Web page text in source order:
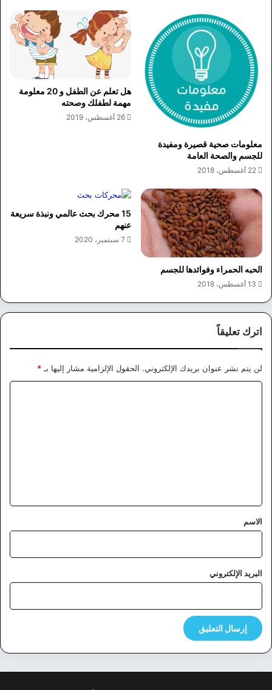
معلومات صحية قصيرة ومفيدة
للجسم والصحة العامة
22 أغسطس، 2018
هل تعلم عن الطفل و 20 معلومة
مهمة لطفلك وصحته
26 أغسطس، 2019
الحبه الحمراء وفوائدها للجسم
13 أغسطس، 2018
15 محرك بحث عالمي ونبذة سريعة
عنهم
7 سبتمبر، 2020
اترك تعليقاً
لن يتم نشر عنوان بريدك الإلكتروني. الحقول الإلزامية مشار إليها بـ *
*
الاسم
البريد الإلكتروني